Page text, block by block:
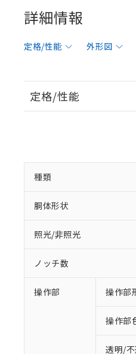
詳細情報
定格/性能 外形図
定格/性能
種類
胴体形状
照光/非照光
ノッチ数
操作部 操作部
操作部
透明/